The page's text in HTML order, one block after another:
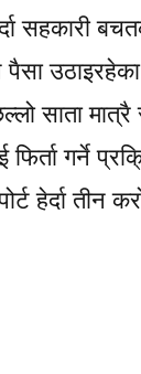
सहकारी
साता
फिर्ता गर्ने
हेर्दा